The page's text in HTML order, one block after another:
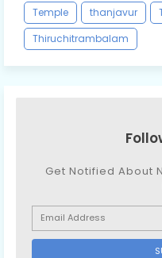
Temple
thanjavur
Thiruchitrambalam
Get Notified About